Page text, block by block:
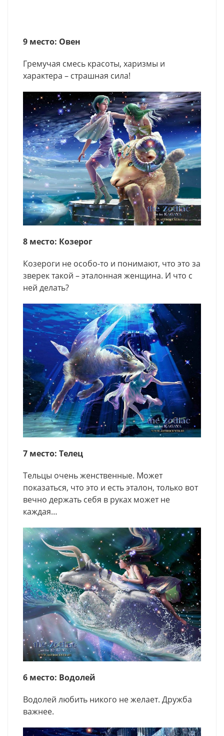
9 место: Овен
Гремучая смесь красоты, харизмы и
характера – страшная сила!
8 место: Козерог
Козероги не особо-то и понимают, что это за
зверек такой – эталонная женщина. И что с
ней делать?
7 место: Телец
Тельцы очень женственные. Может
показаться, что это и есть эталон, только вот
вечно держать себя в руках может не
каждая…
6 место: Водолей
Водолей любить никого не желает. Дружба
важнее.